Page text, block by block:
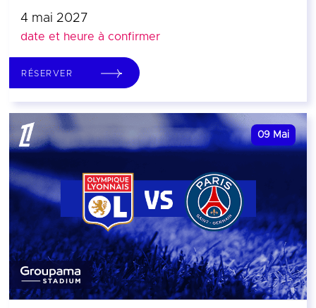
4 mai 2027
date et heure à confirmer
RÉSERVER
09 Mai